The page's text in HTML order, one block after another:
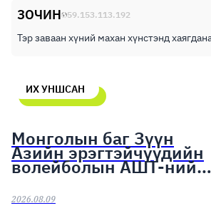
ЗОЧИН 59.153.113.192
Тэр заваан хүний махан хүнстэнд
ИХ УНШСАН
Монголын баг Зүүн
Азийн эрэгтэйчүүдийн
волейболын АШТ-ний
боллоо
2026.08.09